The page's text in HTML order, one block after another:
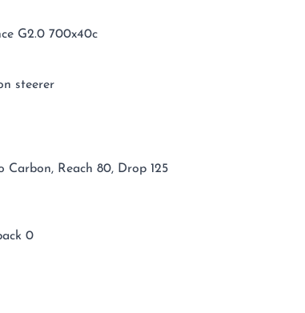
G2.0 700x40c
steerer
Reach 80, Drop 125
0